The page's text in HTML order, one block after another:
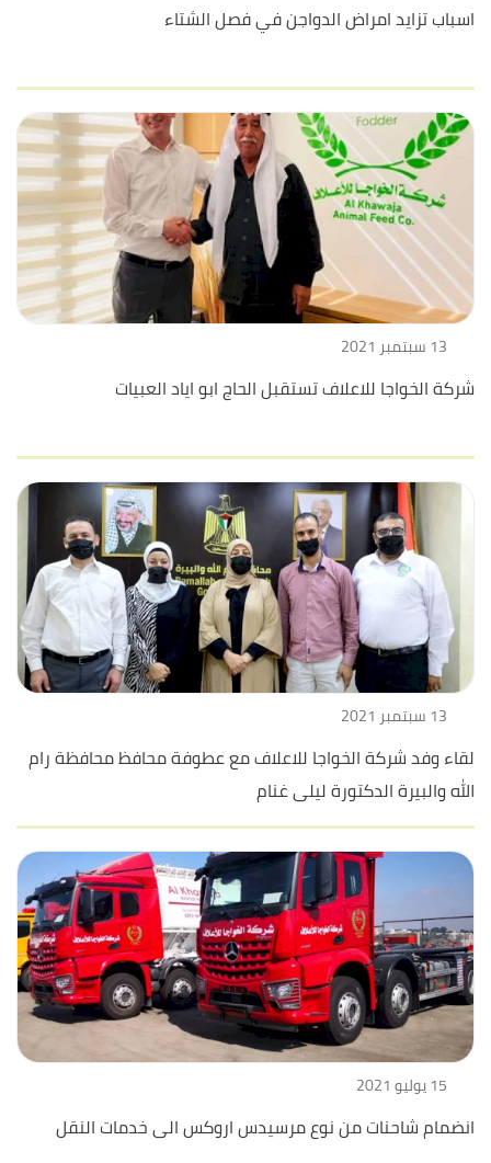
اسباب تزايد امراض الدواجن في فصل الشتاء
13 سبتمبر 2021
شركة الخواجا للاعلاف تستقبل الحاج ابو اياد العبيات
13 سبتمبر 2021
لقاء وفد شركة الخواجا للاعلاف مع عطوفة محافظ محافظة رام
الله والبيرة الدكتورة ليلى غنام
15 يوليو 2021
انضمام شاحنات من نوع مرسيدس اروكس الى خدمات النقل